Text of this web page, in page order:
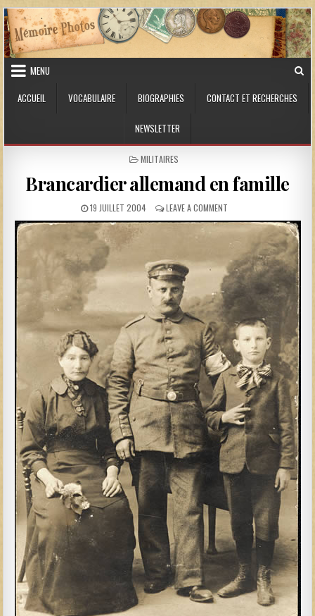
Skip to content
MENU
ACCUEIL
VOCABULAIRE BIOGRAPHIES CONTACT ET RECHERCHES
NEWSLETTER
POSTED IN
MILITAIRES
Brancardier allemand en famille
PUBLISHED DATE:
19 JUILLET 2004 LEAVE A COMMENTON BRANCARDIER